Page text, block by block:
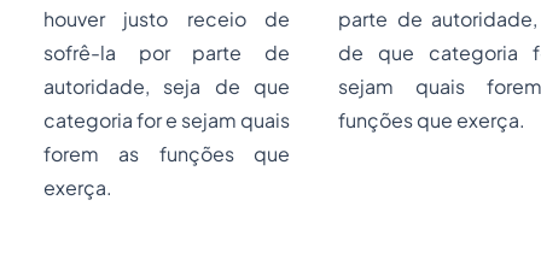
houver justo receio de
sofrê-la por parte de
autoridade, seja de que
categoria for e sejam quais
forem as funções que
exerça.
parte de
de que categoria
sejam quais
funções que exerça.